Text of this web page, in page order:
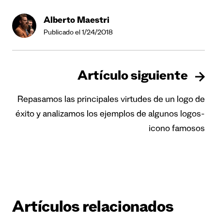
Alberto Maestri
Publicado el 1/24/2018
Artículo siguiente
Repasamos las principales virtudes de un logo de
éxito y analizamos los ejemplos de algunos logos-
icono famosos
Artículos relacionados